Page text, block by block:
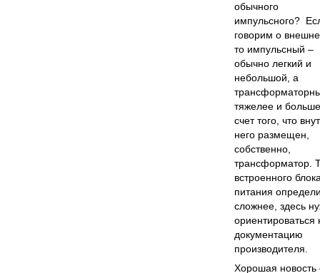
обычного
импульсного?
говорим о
то импульсный –
обычно легкий и
небольшой, а
тяжелее и
счет того, что
него размещен,
собственно,
трансформатор.
встроенного
питания
сложнее, здесь
ориентироваться
документацию
производителя.
Хорошая новость